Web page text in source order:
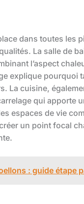
dans toutes les
La salle de
l’aspect
explique pourquoi
La cuisine,
qui apporte
espaces de vie
un point focal
: guide étape